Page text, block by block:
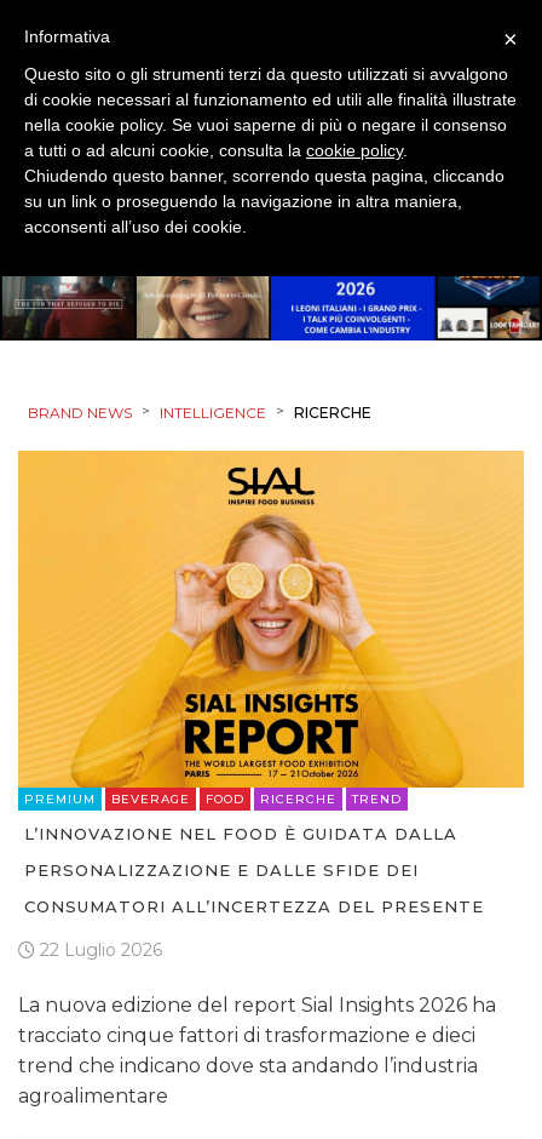
BRAND NEWS > INTELLIGENCE > RICERCHE
PREMIUM BEVERAGE FOOD RICERCHE TREND
L’INNOVAZIONE NEL FOOD È GUIDATA DALLA
PERSONALIZZAZIONE E DALLE SFIDE DEI
CONSUMATORI ALL’INCERTEZZA DEL PRESENTE
22 Luglio 2026
La nuova edizione del report Sial Insights 2026 ha
tracciato cinque fattori di trasformazione e dieci
trend che indicano dove sta andando l’industria
agroalimentare
×
Informativa
Questo sito o gli strumenti terzi da questo utilizzati si avvalgono
di cookie necessari al funzionamento ed utili alle finalità illustrate
nella cookie policy. Se vuoi saperne di più o negare il consenso
a tutti o ad alcuni cookie, consulta la cookie policy.
Chiudendo questo banner, scorrendo questa pagina, cliccando
su un link o proseguendo la navigazione in altra maniera,
acconsenti all’uso dei cookie.